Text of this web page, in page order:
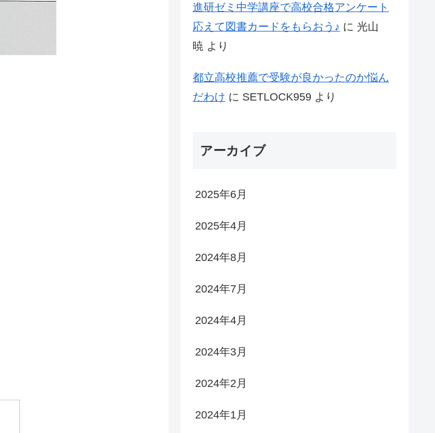
進研ゼミ中学講座で高校合格アンケート
応えて図書カードをもらおう♪ に 光山
暁 より
都立高校推薦で受験が良かったのか悩ん
だわけ に SETLOCK959 より
アーカイブ
2025年6月
2025年4月
2024年8月
2024年7月
2024年4月
2024年3月
2024年2月
2024年1月